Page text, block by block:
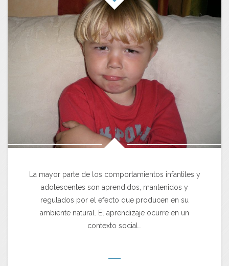
La mayor parte de los comportamientos infantiles y
adolescentes son aprendidos, mantenidos y
regulados por el efecto que producen en su
ambiente natural. El aprendizaje ocurre en un
contexto social…